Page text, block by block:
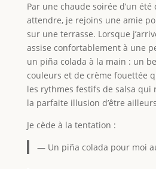
Par une chaude soirée d’un été
attendre, je rejoins une amie
sur une terrasse. Lorsque
assise confortablement à une
un piña colada à la main : un
couleurs et de crème fouettée
les rythmes festifs de salsa qui
la parfaite illusion d’être
Je cède à la tentation :
— Un piña colada pour moi